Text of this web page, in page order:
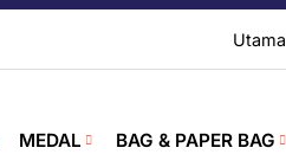
Utama
MEDAL BAG & PAPER BAG